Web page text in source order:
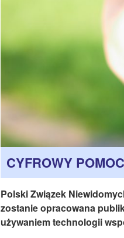
CYFROWY
Polski Związek
zostanie opracowana
używaniem technologii